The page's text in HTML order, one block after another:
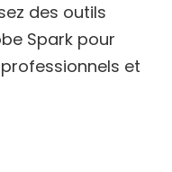
des outils
Spark pour
et